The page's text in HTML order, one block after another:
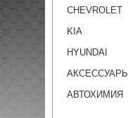
CHEVROLET
KIA
HYUNDAI
АКСЕССУАРЫ
АВТОХИМИЯ